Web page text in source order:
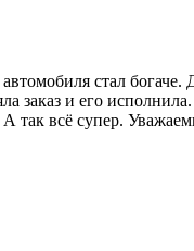
стал
и его
всё супер.